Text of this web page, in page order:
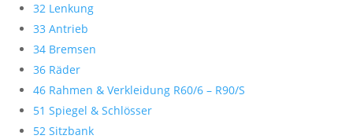
32 Lenkung
33 Antrieb
34 Bremsen
36 Räder
46 Rahmen & Verkleidung R60/6 – R90/S
51 Spiegel & Schlösser
52 Sitzbank